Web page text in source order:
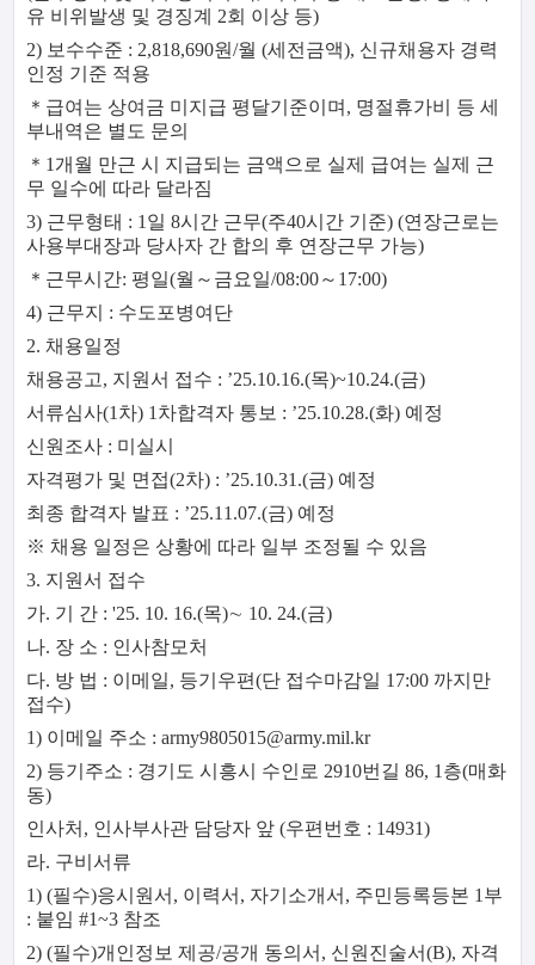
유 비위발생 및 경징계 2회 이상 등)
2) 보수수준 : 2,818,690원/월 (세전금액), 신규채용자 경력
인정 기준 적용
＊급여는 상여금 미지급 평달기준이며, 명절휴가비 등 세
부내역은 별도 문의
＊1개월 만근 시 지급되는 금액으로 실제 급여는 실제 근
무 일수에 따라 달라짐
3) 근무형태 : 1일 8시간 근무(주40시간 기준) (연장근로는
사용부대장과 당사자 간 합의 후 연장근무 가능)
＊근무시간: 평일(월～금요일/08:00～17:00)
4) 근무지 : 수도포병여단
2. 채용일정
채용공고, 지원서 접수 : ’25.10.16.(목)~10.24.(금)
서류심사(1차) 1차합격자 통보 : ’25.10.28.(화) 예정
신원조사 : 미실시
자격평가 및 면접(2차) : ’25.10.31.(금) 예정
최종 합격자 발표 : ’25.11.07.(금) 예정
※ 채용 일정은 상황에 따라 일부 조정될 수 있음
3. 지원서 접수
가. 기 간 : '25. 10. 16.(목)∼ 10. 24.(금)
나. 장 소 : 인사참모처
다. 방 법 : 이메일, 등기우편(단 접수마감일 17:00 까지만
접수)
1) 이메일 주소 : army9805015@army.mil.kr
2) 등기주소 : 경기도 시흥시 수인로 2910번길 86, 1층(매화
동)
인사처, 인사부사관 담당자 앞 (우편번호 : 14931)
라. 구비서류
1) (필수)응시원서, 이력서, 자기소개서, 주민등록등본 1부
: 붙임 #1~3 참조
2) (필수)개인정보 제공/공개 동의서, 신원진술서(B), 자격